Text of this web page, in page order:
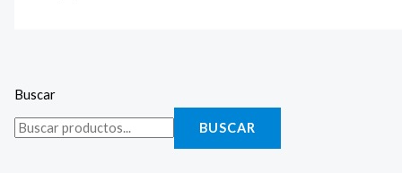
Buscar
BUSCAR